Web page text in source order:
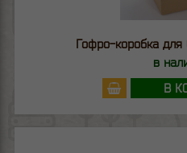
Гофро-коробка для
в
В